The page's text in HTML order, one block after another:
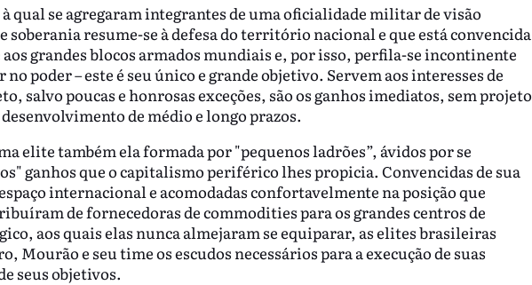
qual se agregaram integrantes de uma oficialidade militar de visão
soberania resume-se à defesa do território nacional e que está convencida
grandes blocos armados mundiais e, por isso, perfila-se incontinente
poder – este é seu único e grande objetivo. Servem aos interesses de
salvo poucas e honrosas exceções, são os ganhos imediatos, sem projeto
de médio e longo prazos.
elite também ela formada por "pequenos ladrões”, ávidos por se
ganhos que o capitalismo periférico lhes propicia. Convencidas de sua
internacional e acomodadas confortavelmente na posição que
de fornecedoras de commodities para os grandes centros de
aos quais elas nunca almejaram se equiparar, as elites brasileiras
Mourão e seu time os escudos necessários para a execução de suas
seus objetivos.